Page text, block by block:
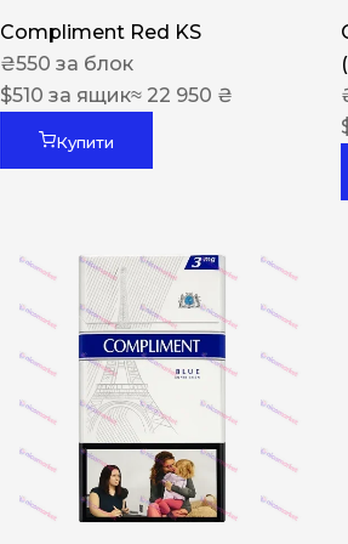
Compliment Red KS
₴550 за блок
$510 за ящик≈ 22 950 ₴
Купити